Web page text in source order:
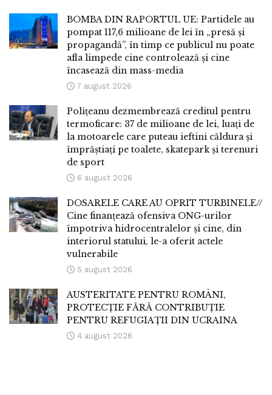
BOMBA DIN RAPORTUL UE: Partidele au
pompat 117,6 milioane de lei în „presă și
propagandă”, în timp ce publicul nu poate
afla limpede cine controlează și cine
încasează din mass-media
7 august 2026
Polițeanu dezmembrează creditul pentru
termoficare: 37 de milioane de lei, luați de
la motoarele care puteau ieftini căldura și
împrăștiați pe toalete, skatepark și terenuri
de sport
6 august 2026
DOSARELE CARE AU OPRIT TURBINELE//
Cine finanțează ofensiva ONG-urilor
împotriva hidrocentralelor și cine, din
interiorul statului, le-a oferit actele
vulnerabile
5 august 2026
AUSTERITATE PENTRU ROMÂNI,
PROTECȚIE FĂRĂ CONTRIBUȚIE
PENTRU REFUGIAȚII DIN UCRAINA
4 august 2026